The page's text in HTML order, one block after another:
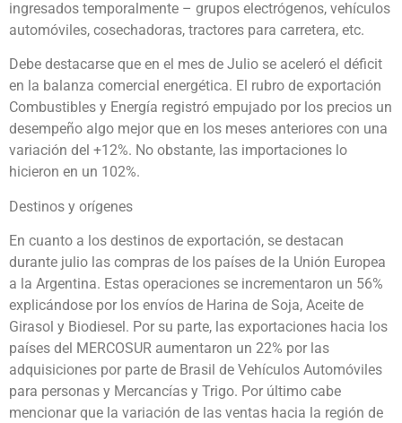
ingresados temporalmente – grupos electrógenos, vehículos
automóviles, cosechadoras, tractores para carretera, etc.
Debe destacarse que en el mes de Julio se aceleró el déficit
en la balanza comercial energética. El rubro de exportación
Combustibles y Energía registró empujado por los precios un
desempeño algo mejor que en los meses anteriores con una
variación del +12%. No obstante, las importaciones lo
hicieron en un 102%.
Destinos y orígenes
En cuanto a los destinos de exportación, se destacan
durante julio las compras de los países de la Unión Europea
a la Argentina. Estas operaciones se incrementaron un 56%
explicándose por los envíos de Harina de Soja, Aceite de
Girasol y Biodiesel. Por su parte, las exportaciones hacia los
países del MERCOSUR aumentaron un 22% por las
adquisiciones por parte de Brasil de Vehículos Automóviles
para personas y Mercancías y Trigo. Por último cabe
mencionar que la variación de las ventas hacia la región de